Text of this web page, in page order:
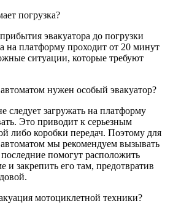
погрузка?
эвакуатора до погрузки
на платформу проходит от 20 минут
ситуации, которые требуют
нужен особый эвакуатор?
загружать на платформу
Это приводит к серьезным
либо коробки передач. Поэтому для
автоматом мы рекомендуем вызывать
помогут расположить
и закрепить его там, предотвратив
мотоциклетной техники?